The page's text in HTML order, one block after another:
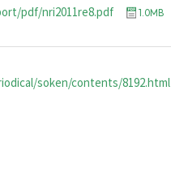
pdf/nri2011re8.pdf 1.0MB
soken/contents/8192.html